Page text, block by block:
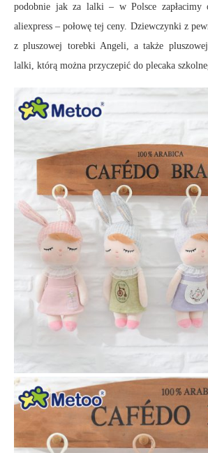
podobnie jak za lalki – w Polsce zapłacimy
aliexpress – połowę tej ceny. Dziewczynki z
z pluszowej torebki Angeli, a także
lalki, którą można przyczepić do plecaka